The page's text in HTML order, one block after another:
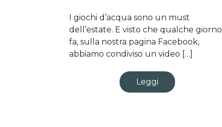
I giochi d’acqua sono un must
dell’estate. E visto che qualche giorno
fa, sulla nostra pagina Facebook,
abbiamo condiviso un video […]
Leggi